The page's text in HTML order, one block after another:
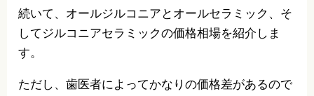
続いて、オールジルコニアとオールセラミック、そ
してジルコニアセラミックの価格相場を紹介しま
す。
ただし、歯医者によってかなりの価格差があるので